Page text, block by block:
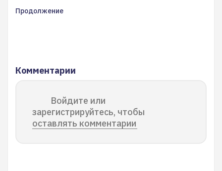
Продолжение
Комментарии
Войдите или
зарегистрируйтесь, чтобы
оставлять комментарии